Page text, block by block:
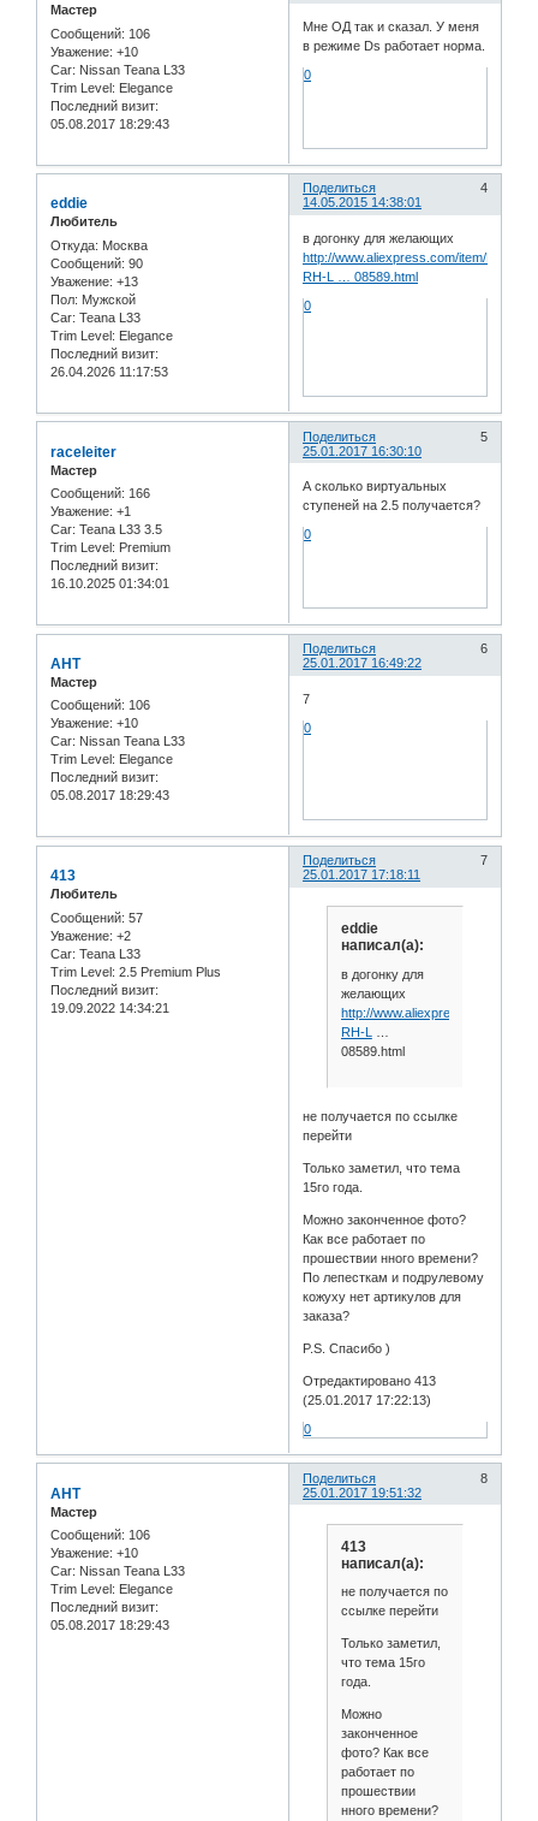
Мастер
Сообщений: 106
Уважение: +10
Car: Nissan Teana L33
Trim Level: Elegance
Последний визит:
05.08.2017 18:29:43
Мне ОД так и сказал. У меня
в режиме Ds работает норма.
0
Поделиться
4
14.05.2015 14:38:01
eddie
Любитель
Откуда: Москва
Сообщений: 90
Уважение: +13
Пол: Мужской
Car: Teana L33
Trim Level: Elegance
Последний визит:
26.04.2026 11:17:53
в догонку для желающих
http://www.aliexpress.com/item/NEW-
RH-L … 08589.html
0
Поделиться
5
25.01.2017 16:30:10
raceleiter
Мастер
Сообщений: 166
Уважение: +1
Car: Teana L33 3.5
Trim Level: Premium
Последний визит:
16.10.2025 01:34:01
А сколько виртуальных
ступеней на 2.5 получается?
0
Поделиться
6
25.01.2017 16:49:22
АНТ
Мастер
Сообщений: 106
Уважение: +10
Car: Nissan Teana L33
Trim Level: Elegance
Последний визит:
05.08.2017 18:29:43
7
0
Поделиться
7
25.01.2017 17:18:11
413
Любитель
Сообщений: 57
Уважение: +2
Car: Teana L33
Trim Level: 2.5 Premium Plus
Последний визит:
19.09.2022 14:34:21
eddie
написал(а):
в догонку для
желающих
http://www.aliexpress.com/item/
RH-L
08589.html
не получается по ссылке
перейти
Только заметил, что тема
15го года.
Можно законченное фото?
Как все работает по
прошествии нного времени?
По лепесткам и подрулевому
кожуху нет артикулов для
заказа?
P.S. Спасибо )
Отредактировано 413
(25.01.2017 17:22:13)
0
Поделиться
8
25.01.2017 19:51:32
АНТ
Мастер
Сообщений: 106
Уважение: +10
Car: Nissan Teana L33
Trim Level: Elegance
Последний визит:
05.08.2017 18:29:43
413
написал(а):
не получается по
ссылке перейти
Только заметил,
что тема 15го
года.
Можно
законченное
фото? Как все
работает по
прошествии
нного времени?